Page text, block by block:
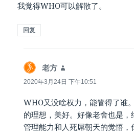
我觉得WHO可以解散了。
回复
老方
道：
2020年3月24日 下午10:51
WHO又没啥权力，能管得了谁
的理想，美好。好像老舍也是
管理能力和人死屌朝天的觉悟，